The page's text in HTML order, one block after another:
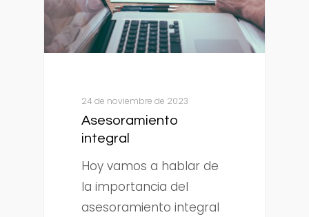
24 de noviembre de 2023
Asesoramiento
integral
Hoy vamos a hablar de
la importancia del
asesoramiento integral